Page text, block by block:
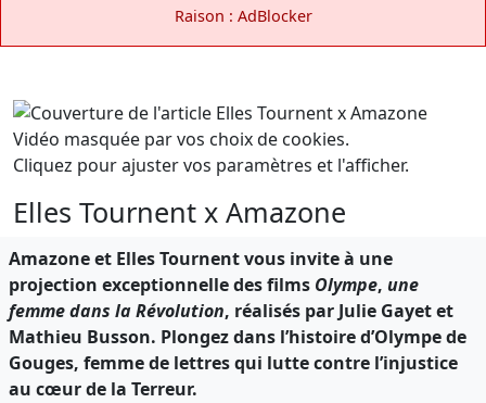
Raison : AdBlocker
Vidéo masquée par vos choix de cookies.
Cliquez pour ajuster vos paramètres et l'afficher.
Elles Tournent x Amazone
Amazone et Elles Tournent vous invite à une
projection exceptionnelle des films Olympe, une
femme dans la Révolution, réalisés par Julie Gayet et
Mathieu Busson. Plongez dans l’histoire d’Olympe de
Gouges, femme de lettres qui lutte contre l’injustice
au cœur de la Terreur.